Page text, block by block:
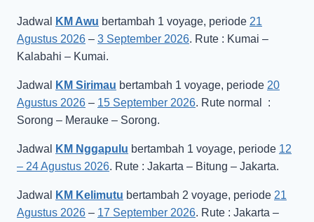
Jadwal KM Awu bertambah 1 voyage, periode 21
Agustus 2026 – 3 September 2026. Rute : Kumai –
Kalabahi – Kumai.
Jadwal KM Sirimau bertambah 1 voyage, periode 20
Agustus 2026 – 15 September 2026. Rute normal :
Sorong – Merauke – Sorong.
Jadwal KM Nggapulu bertambah 1 voyage, periode 12
– 24 Agustus 2026. Rute : Jakarta – Bitung – Jakarta.
Jadwal KM Kelimutu bertambah 2 voyage, periode 21
Agustus 2026 – 17 September 2026. Rute : Jakarta –